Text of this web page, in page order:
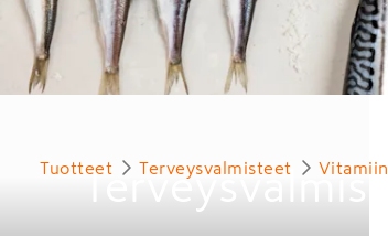
Tuotteet Terveysvalmisteet